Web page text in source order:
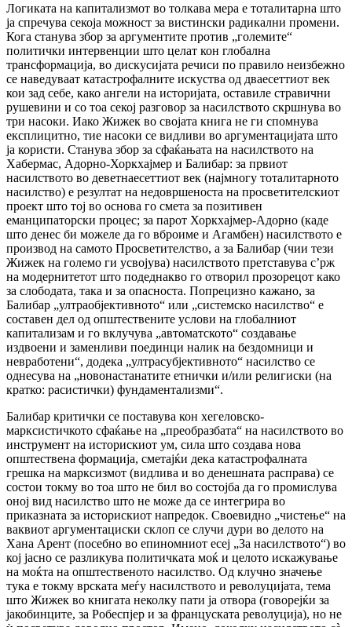
Логиката на капитализмот во толкава мера е тоталитарна што
ја спречува секоја можност за вистински радикални промени.
Кога станува збор за аргументите против „големите“
политички интервенции што целат кон глобална
трансформација, во дискусијата речиси по правило неизбежно
се наведуваат катастрофалните искуства од дваесеттиот век
кои зад себе, како ангели на историјата, оставиле стравични
рушевини и со тоа секој разговор за насилството скршнува во
три насоки. Иако Жижек во својата книга не ги спомнува
експлицитно, тие насоки се видливи во аргументацијата што
ја користи. Станува збор за сфаќањата на насилството на
Хабермас, Адорно-Хоркхајмер и Балибар: за првиот
насилството во деветнаесеттиот век (најмногу тоталитарното
насилство) е резултат на недовршеноста на просветителскиот
проект што тој во основа го смета за позитивен
еманципаторски процес; за парот Хоркхајмер-Адорно (каде
што денес би можеле да го вброиме и Агамбен) насилството е
производ на самото Просветителство, а за Балибар (чии тези
Жижек на големо ги усвојува) насилството претставува с’рж
на модернитетот што подеднакво го отворил прозорецот како
за слободата, така и за опасноста. Попрецизно кажано, за
Балибар „ултраобјективното“ или „системско насилство“ е
составен дел од општествените услови на глобалниот
капитализам и го вклучува „автоматското“ создавање
издвоени и заменливи поединци налик на бездомници и
невработени“, додека „ултрасубјективното“ насилство се
однесува на „новонастанатите етнички и/или религиски (на
кратко: расистички) фундаментализми“.
Балибар критички се поставува кон хегеловско-
марксистичкото сфаќање на „преобразбата“ на насилството во
инструмент на историскиот ум, сила што создава нова
општествена формација, сметајќи дека катастрофалната
грешка на марксизмот (видлива и во денешната расправа) се
состои токму во тоа што не бил во состојба да го промислува
оној вид насилство што не може да се интегрира во
приказната за историскиот напредок. Своевидно „чистење“ на
ваквиот аргументациски склоп се случи дури во делото на
Хана Арент (посебно во епиномниот есеј „За насилството“) во
кој јасно се разликува политичката моќ и целото искажување
на моќта на општественото насилство. Од клучно значење
тука е токму врската меѓу насилството и револуцијата, тема
што Жижек во книгата неколку пати ја отвора (говорејќи за
јакобинците, за Робеспјер и за француската револуција), но не